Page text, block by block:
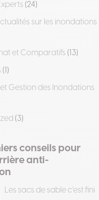
(24)
sur les inondations
et Comparatifs (13)
(1)
Gestion des Inondations
(3)
conseils pour
anti-
Les sacs de sable c’est fini